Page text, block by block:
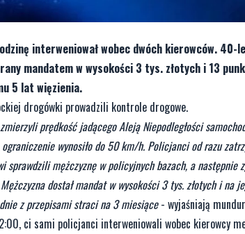
interweniował wobec dwóch kierowców. 40-
mandatem w wysokości 3 tys. złotych i 13
5 lat więzienia.
drogówki prowadzili kontrole drogowe.
prędkość jadącego Aleją Niepodległości
wynosiło do 50 km/h. Policjanci od razu
sprawdzili mężczyznę w policyjnych bazach, a
dostał mandat w wysokości 3 tys. złotych i
z przepisami straci na 3 miesiące- wyjaśniają
ci sami policjanci interweniowali wobec kierowcy